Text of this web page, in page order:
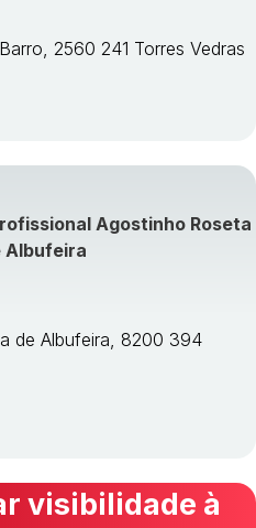
2560 241 Torres Vedras
Agostinho Roseta
Albufeira
de Albufeira, 8200 394
visibilidade à